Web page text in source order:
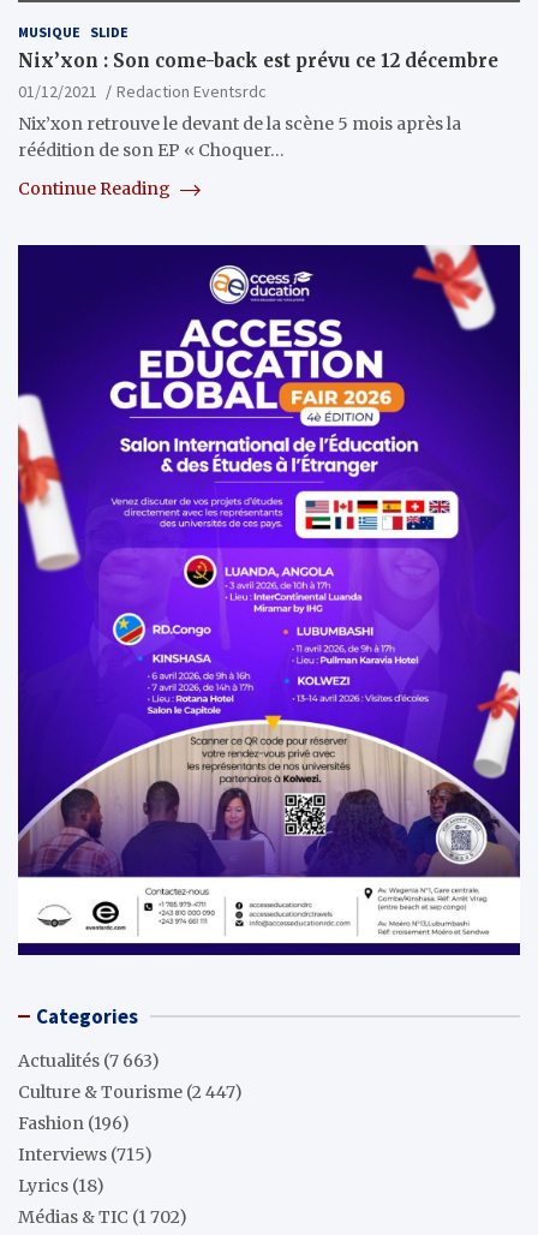
MUSIQUE SLIDE
Nix’xon : Son come-back est prévu ce 12 décembre
01/12/2021
Redaction Eventsrdc
Nix’xon retrouve le devant de la scène 5 mois après la
réédition de son EP « Choquer…
Continue Reading
Categories
Actualités (7 663)
Culture & Tourisme (2 447)
Fashion (196)
Interviews (715)
Lyrics (18)
Médias & TIC (1 702)